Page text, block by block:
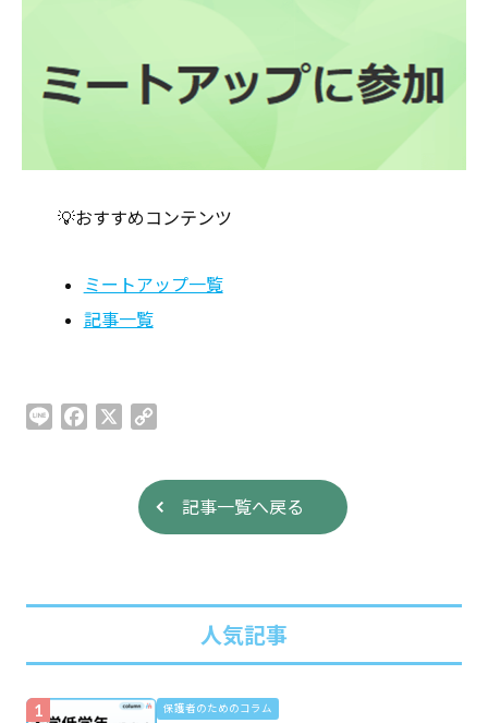
💡おすすめコンテンツ
ミートアップ一覧
記事一覧
k
k
記事一覧へ戻る
人気記事
保護者のためのコラム